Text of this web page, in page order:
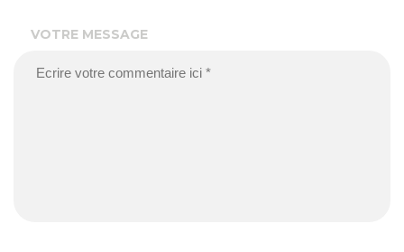
VOTRE MESSAGE